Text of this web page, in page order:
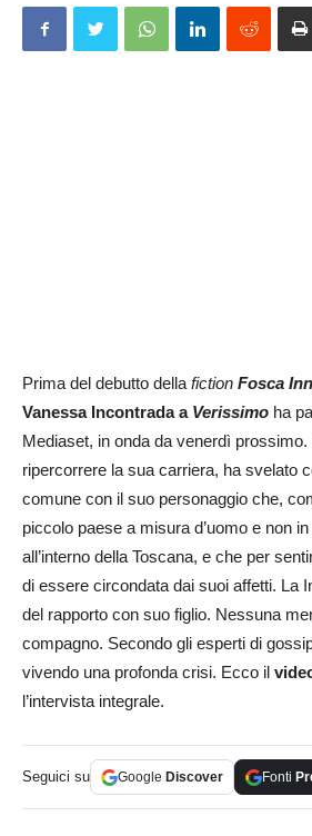
Prima del debutto dellafiction Fosca
Vanessa Incontrada a Verissimo ha
Mediaset, in onda da venerdì prossimo.
ripercorrere la sua carriera, ha svelato
comune con il suo personaggio che,
piccolo paese a misura d’uomo e non
all’interno della Toscana, e che per
di essere circondata dai suoi affetti. La
del rapporto con suo figlio. Nessuna
compagno. Secondo gli esperti di
vivendo una profonda crisi. Ecco il
l’intervista integrale.
Seguici su Google Discover Fonti